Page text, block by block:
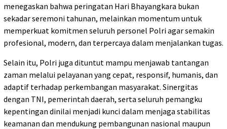
menegaskan bahwa peringatan Hari Bhayangkara bukan
sekadar seremoni tahunan, melainkan momentum untuk
memperkuat komitmen seluruh personel Polri agar semakin
profesional, modern, dan terpercaya dalam menjalankan tugas.
Selain itu, Polri juga dituntut mampu menjawab tantangan
zaman melalui pelayanan yang cepat, responsif, humanis, dan
adaptif terhadap perkembangan masyarakat. Sinergitas
dengan TNI, pemerintah daerah, serta seluruh pemangku
kepentingan dinilai menjadi kunci dalam menjaga stabilitas
keamanan dan mendukung pembangunan nasional maupun